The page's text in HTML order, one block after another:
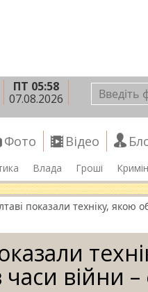
ПТ 05:58
07.08.2026
Фото Відео
Влада Гроші
показали техніку, якою
часи війни